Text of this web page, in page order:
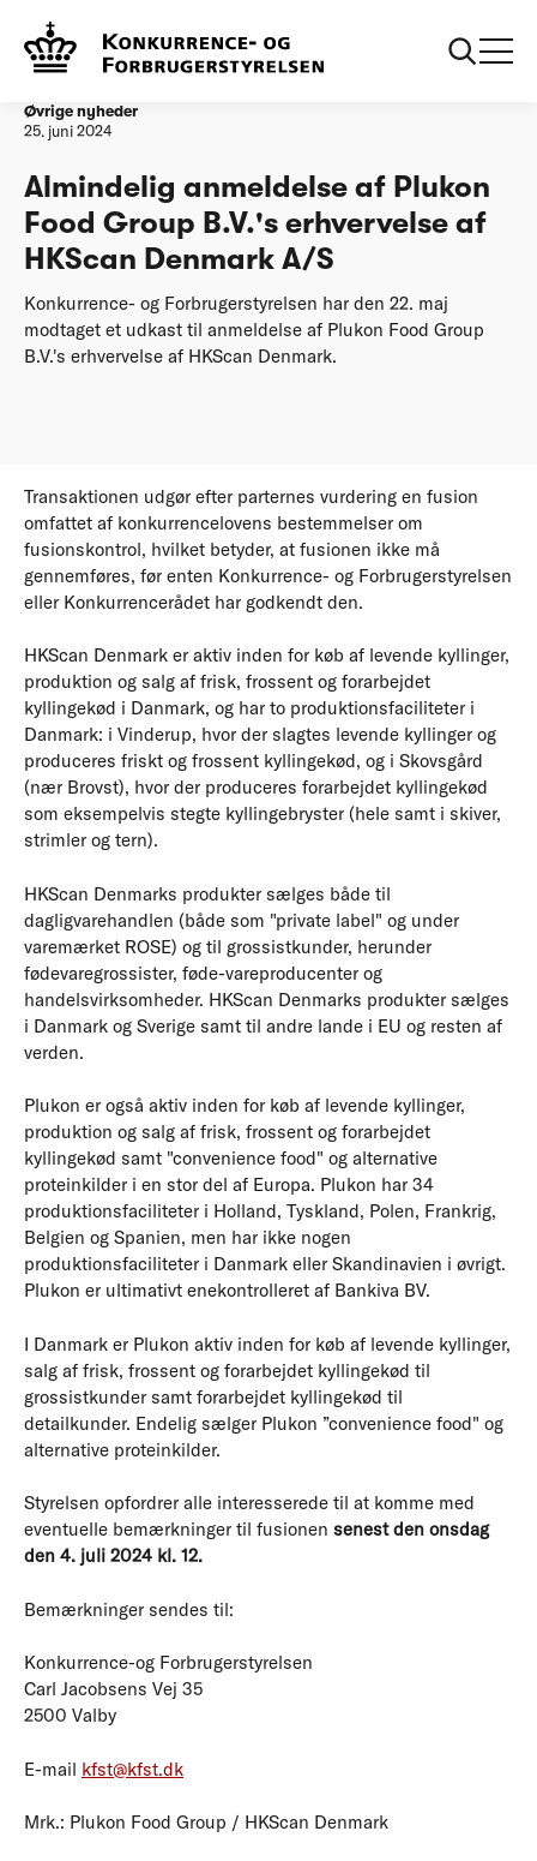
Forside
erhvervelse af HKScan Denmark A/S
Øvrige nyheder
25. juni 2024
Almindelig anmeldelse af Plukon
Food Group B.V.'s erhvervelse af
HKScan Denmark A/S
Konkurrence- og Forbrugerstyrelsen har den 22. maj
modtaget et udkast til anmeldelse af Plukon Food Group
B.V.'s erhvervelse af HKScan Denmark.
Transaktionen udgør efter parternes vurdering en fusion
omfattet af konkurrencelovens bestemmelser om
fusionskontrol, hvilket betyder, at fusionen ikke må
gennemføres, før enten Konkurrence- og Forbrugerstyrelsen
eller Konkurrencerådet har godkendt den.
HKScan Denmark er aktiv inden for køb af levende kyllinger,
produktion og salg af frisk, frossent og forarbejdet
kyllingekød i Danmark, og har to produktionsfaciliteter i
Danmark: i Vinderup, hvor der slagtes levende kyllinger og
produceres friskt og frossent kyllingekød, og i Skovsgård
(nær Brovst), hvor der produceres forarbejdet kyllingekød
som eksempelvis stegte kyllingebryster (hele samt i skiver,
strimler og tern).
HKScan Denmarks produkter sælges både til
dagligvarehandlen (både som "private label" og under
varemærket ROSE) og til grossistkunder, herunder
fødevaregrossister, føde-vareproducenter og
handelsvirksomheder. HKScan Denmarks produkter sælges
i Danmark og Sverige samt til andre lande i EU og resten af
verden.
Plukon er også aktiv inden for køb af levende kyllinger,
produktion og salg af frisk, frossent og forarbejdet
kyllingekød samt "convenience food" og alternative
proteinkilder i en stor del af Europa. Plukon har 34
produktionsfaciliteter i Holland, Tyskland, Polen, Frankrig,
Belgien og Spanien, men har ikke nogen
produktionsfaciliteter i Danmark eller Skandinavien i øvrigt.
Plukon er ultimativt enekontrolleret af Bankiva BV.
I Danmark er Plukon aktiv inden for køb af levende kyllinger,
salg af frisk, frossent og forarbejdet kyllingekød til
grossistkunder samt forarbejdet kyllingekød til
detailkunder. Endelig sælger Plukon ”convenience food" og
alternative proteinkilder.
Styrelsen opfordrer alle interesserede til at komme med
eventuelle bemærkninger til fusionen senest den onsdag
den 4. juli 2024 kl. 12.
Bemærkninger sendes til:
Konkurrence-og Forbrugerstyrelsen
Carl Jacobsens Vej 35
2500 Valby
E-mail kfst@kfst.dk
Mrk.: Plukon Food Group / HKScan Denmark